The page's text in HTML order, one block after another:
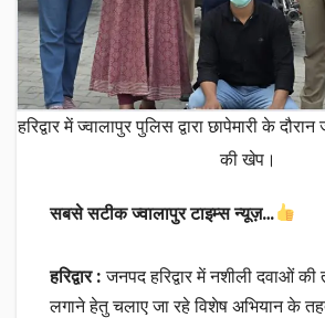
हरिद्वार में ज्वालापुर पुलिस द्वारा छापेमारी के
की खेप।
सबसे सटीक ज्वालापुर टाइम्स न्यूज़…
हरिद्वार : जनपद हरिद्वार में नशीली दवाओं की
लगाने हेतु चलाए जा रहे विशेष अभियान के